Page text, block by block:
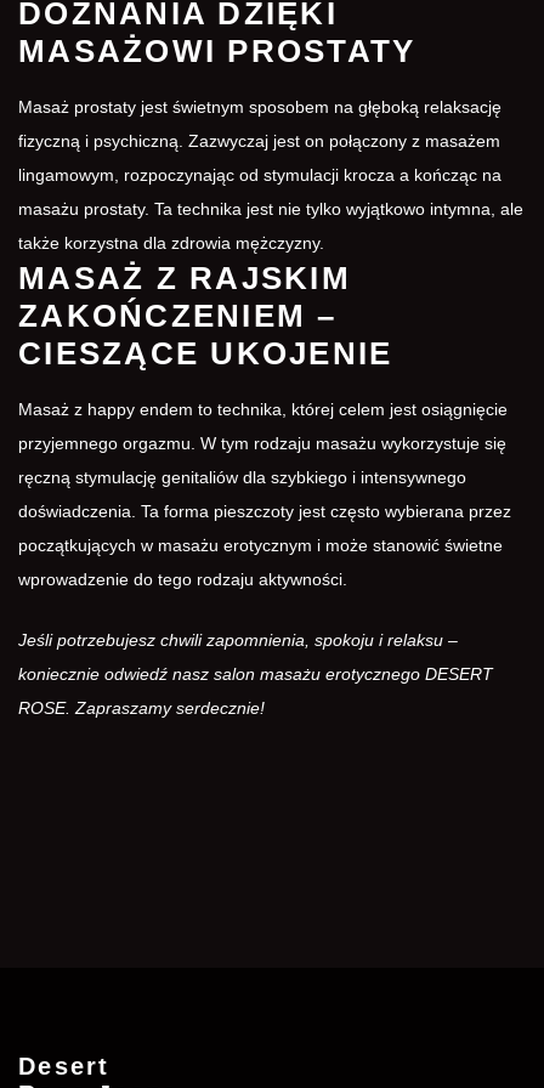
DOZNANIA DZIĘKI
MASAŻOWI PROSTATY
Masaż prostaty jest świetnym sposobem na głęboką relaksację
fizyczną i psychiczną. Zazwyczaj jest on połączony z masażem
lingamowym, rozpoczynając od stymulacji krocza a kończąc na
masażu prostaty. Ta technika jest nie tylko wyjątkowo intymna, ale
także korzystna dla zdrowia mężczyzny.
MASAŻ Z RAJSKIM
ZAKOŃCZENIEM –
CIESZĄCE UKOJENIE
Masaż z happy endem to technika, której celem jest osiągnięcie
przyjemnego orgazmu. W tym rodzaju masażu wykorzystuje się
ręczną stymulację genitaliów dla szybkiego i intensywnego
doświadczenia. Ta forma pieszczoty jest często wybierana przez
początkujących w masażu erotycznym i może stanowić świetne
wprowadzenie do tego rodzaju aktywności.
Jeśli potrzebujesz chwili zapomnienia, spokoju i relaksu –
koniecznie odwiedź nasz salon masażu erotycznego DESERT
ROSE. Zapraszamy serdecznie!
Desert